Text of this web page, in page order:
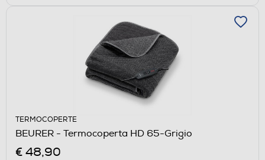
TERMOCOPERTE
BEURER - Termocoperta HD 65-Grigio
€ 48,90